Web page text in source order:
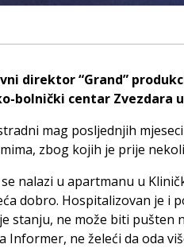
direktor “Grand”
bolnički centar Zvezdara
mag posljednjih
zbog kojih je prije
se nalazi u apartmanu u
dobro. Hospitalizovan je i
stanju, ne može biti pušten
Informer, ne želeći da oda